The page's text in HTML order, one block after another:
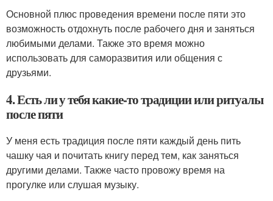
Основной плюс проведения времени после пяти это
возможность отдохнуть после рабочего дня и заняться
любимыми делами. Также это время можно
использовать для саморазвития или общения с
друзьями.
4. Есть ли у тебя какие-то традиции или ритуалы
после пяти
У меня есть традиция после пяти каждый день пить
чашку чая и почитать книгу перед тем, как заняться
другими делами. Также часто провожу время на
прогулке или слушая музыку.